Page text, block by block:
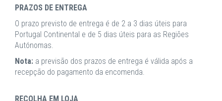
PRAZOS DE ENTREGA
O prazo previsto de entrega é de 2 a 3 dias úteis para
Portugal Continental e de 5 dias úteis para as Regiões
Autónomas.
Nota: a previsão dos prazos de entrega é válida após a
recepção do pagamento da encomenda.
RECOLHA EM LOJA